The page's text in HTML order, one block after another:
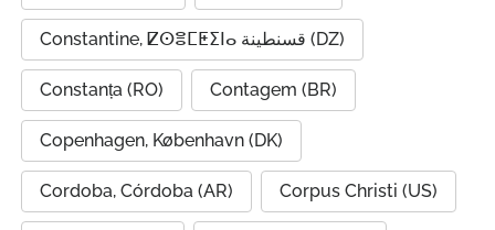
Constantine, ⵇⵙⴻⵎⵟⵉⵏⴰ قسنطينة (DZ)
Constanța (RO) Contagem (BR)
Copenhagen, København (DK)
Cordoba, Córdoba (AR) Corpus Christi (US)